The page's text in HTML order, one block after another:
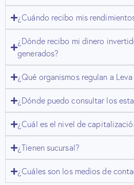
¿Cuándo recibo mis
¿Dónde recibo mi dinero
generados?
¿Qué organismos regulan a
¿Dónde puedo consultar los
¿Cuál es el nivel de
¿Tienen sucursal?
¿Cuáles son los medios de